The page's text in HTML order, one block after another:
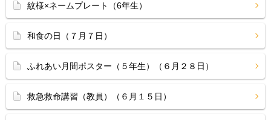
紋様×ネームプレート（6年生）
和食の日（７月７日）
ふれあい月間ポスター（５年生）（６月２８日）
救急救命講習（教員）（６月１５日）